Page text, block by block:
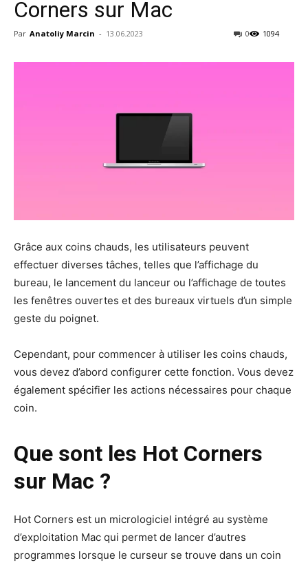
Corners sur Mac
Par Anatoliy Marcin - 13.06.2023 1094
0
Grâce aux coins chauds, les utilisateurs peuvent
effectuer diverses tâches, telles que l’affichage du
bureau, le lancement du lanceur ou l’affichage de toutes
les fenêtres ouvertes et des bureaux virtuels d’un simple
geste du poignet.
Cependant, pour commencer à utiliser les coins chauds,
vous devez d’abord configurer cette fonction. Vous devez
également spécifier les actions nécessaires pour chaque
coin.
Que sont les Hot Corners
sur Mac ?
Hot Corners est un micrologiciel intégré au système
d’exploitation Mac qui permet de lancer d’autres
programmes lorsque le curseur se trouve dans un coin